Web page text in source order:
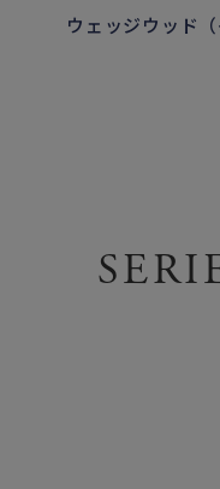
ウェッジウッド